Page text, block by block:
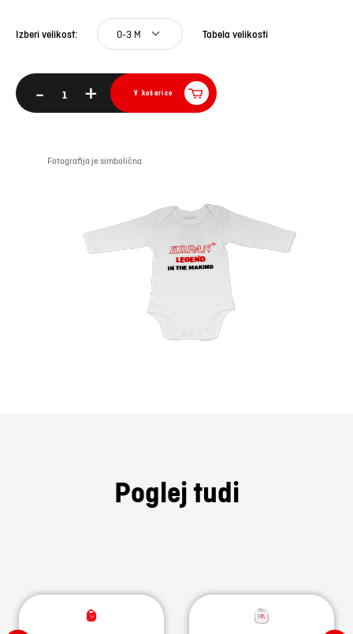
Fotografija je simbolična
Izberi velikost: 0-3 M Tabela velikosti
- + V košarico
Poglej tudi